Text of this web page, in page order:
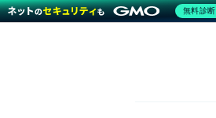
無料診断